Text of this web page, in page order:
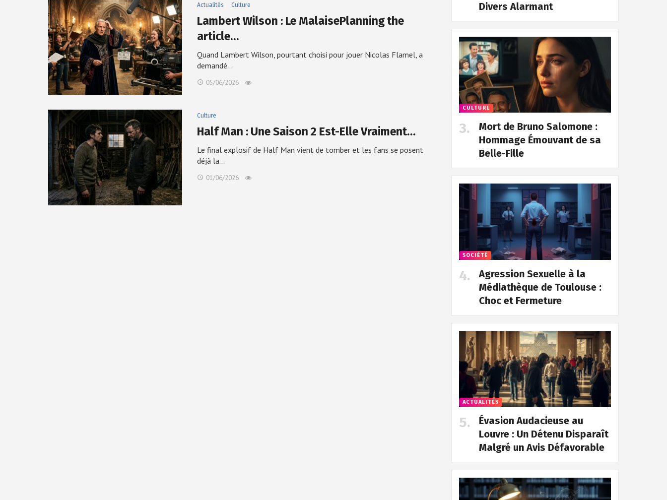
Actualités Culture
Lambert Wilson : Le MalaisePlanning the
article…
Quand Lambert Wilson, pourtant choisi pour jouer Nicolas Flamel, a
demandé…
05/06/2026
Culture
Half Man : Une Saison 2 Est-Elle Vraiment…
Le final explosif de Half Man vient de tomber et les fans se posent
déjà la…
01/06/2026
Divers Alarmant
CULTURE
Mort de Bruno Salomone :
Hommage Émouvant de sa
Belle-Fille
SOCIÉTÉ
Agression Sexuelle à la
Médiathèque de Toulouse :
Choc et Fermeture
ACTUALITÉS
Évasion Audacieuse au
Louvre : Un Détenu Disparaît
Malgré un Avis Défavorable